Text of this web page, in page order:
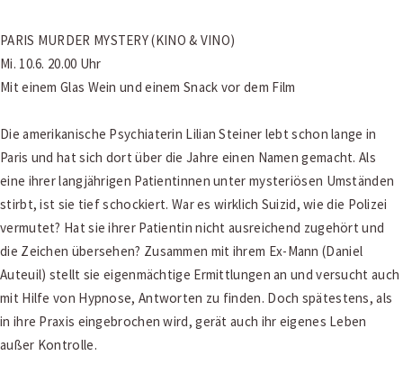
PARIS MURDER MYSTERY (KINO & VINO)
Mi. 10.6. 20.00 Uhr
Mit einem Glas Wein und einem Snack vor dem Film
Die amerikanische Psychiaterin Lilian Steiner lebt schon lange in
Paris und hat sich dort über die Jahre einen Namen gemacht. Als
eine ihrer langjährigen Patientinnen unter mysteriösen Umständen
stirbt, ist sie tief schockiert. War es wirklich Suizid, wie die Polizei
vermutet? Hat sie ihrer Patientin nicht ausreichend zugehört und
die Zeichen übersehen? Zusammen mit ihrem Ex-Mann (Daniel
Auteuil) stellt sie eigenmächtige Ermittlungen an und versucht auch
mit Hilfe von Hypnose, Antworten zu finden. Doch spätestens, als
in ihre Praxis eingebrochen wird, gerät auch ihr eigenes Leben
außer Kontrolle.